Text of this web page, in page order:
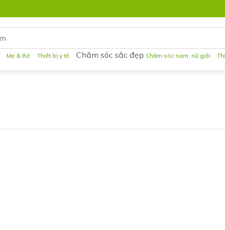
Mẹ & Bé Thiết bị y tế Chăm sóc sắc đẹp Chăm sóc nam, nữ giới